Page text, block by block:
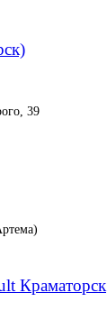
39
Краматорск